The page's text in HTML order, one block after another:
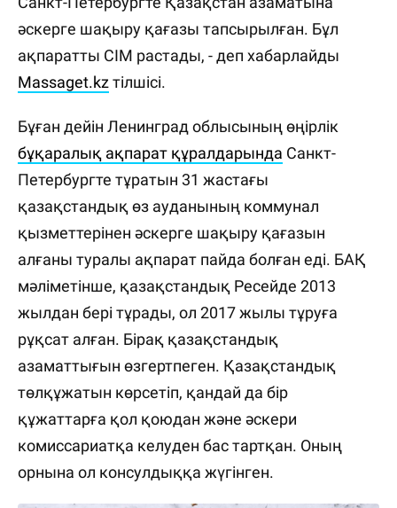
әскерге шақыру қағазы тапсырылған. Бұл
ақпаратты СІМ растады, - деп хабарлайды
Massaget.kzтілшісі.
Бұған дейін Ленинград облысының өңірлік
бұқаралық ақпарат құралдарында Санкт-
Петербургте тұратын 31 жастағы
қазақстандық өз ауданының коммунал
қызметтерінен әскерге шақыру қағазын
алғаны туралы ақпарат пайда болған еді. БАҚ
мәліметінше, қазақстандық Ресейде 2013
жылдан бері тұрады, ол 2017 жылы тұруға
рұқсат алған. Бірақ қазақстандық
азаматтығын өзгертпеген. Қазақстандық
төлқұжатын көрсетіп, қандай да бір
құжаттарға қол қоюдан және әскери
комиссариатқа келуден бас тартқан. Оның
орнына ол консулдыққа жүгінген.